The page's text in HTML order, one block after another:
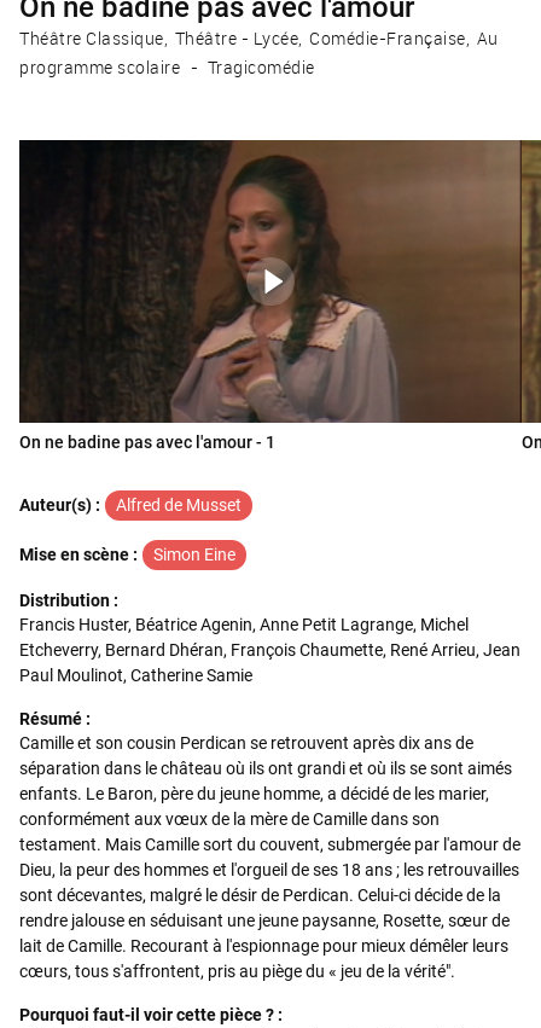
On ne badine pas avec l'amour
Théâtre Classique Théâtre - Lycée Comédie-Française Au
programme scolaire
Tragicomédie
On ne badine pas avec l'amour - 1
Auteur(s) : Alfred de Musset
Mise en scène : Simon Eine
Distribution :
Francis Huster, Béatrice Agenin, Anne Petit Lagrange, Michel
Etcheverry, Bernard Dhéran, François Chaumette, René Arrieu, Jean
Paul Moulinot, Catherine Samie
Résumé :
Camille et son cousin Perdican se retrouvent après dix ans de
séparation dans le château où ils ont grandi et où ils se sont aimés
enfants. Le Baron, père du jeune homme, a décidé de les marier,
conformément aux vœux de la mère de Camille dans son
testament. Mais Camille sort du couvent, submergée par l'amour de
Dieu, la peur des hommes et l'orgueil de ses 18 ans ; les retrouvailles
sont décevantes, malgré le désir de Perdican. Celui-ci décide de la
rendre jalouse en séduisant une jeune paysanne, Rosette, sœur de
lait de Camille. Recourant à l'espionnage pour mieux démêler leurs
cœurs, tous s'affrontent, pris au piège du « jeu de la vérité".
Pourquoi faut-il voir cette pièce ? :